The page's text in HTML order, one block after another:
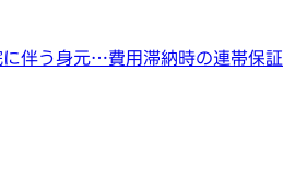
に伴う身元…費用滞納時の連帯保証